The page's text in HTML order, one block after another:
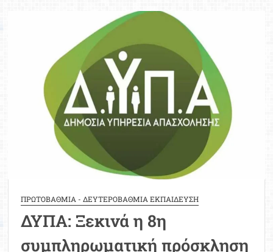
ελληνικά
Σχολεία
στη
Γερμανία
ΠΡΩΤΟΒΑΘΜΙΑ - ΔΕΥΤΕΡΟΒΑΘΜΙΑ ΕΚΠΑΙΔΕΥΣΗ
ΔΥΠΑ: Ξεκινά η 8η
συμπληρωματική πρόσκληση